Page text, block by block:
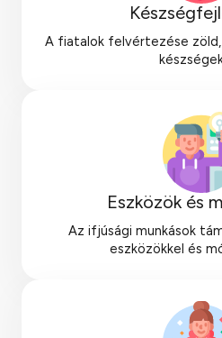
A fiatalok felvértezése zöld,
Eszközök és
Az ifjúsági munkások
eszközökkel és